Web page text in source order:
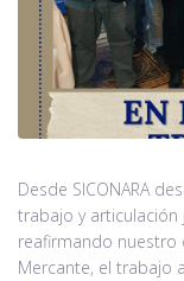
Desde SICONARA
trabajo y
reafirmando nuestro
Mercante, el trabajo